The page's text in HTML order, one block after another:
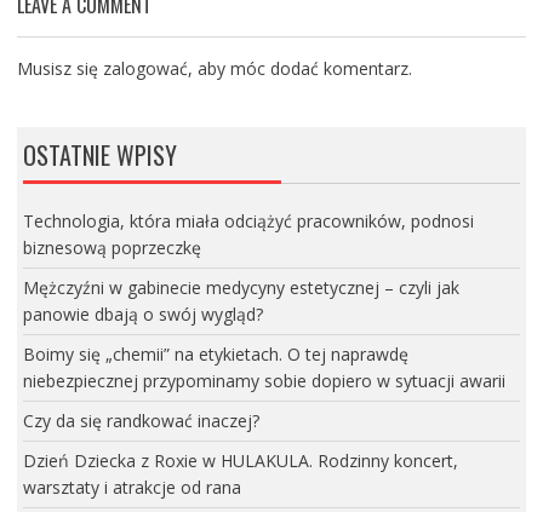
Musisz się zalogować, aby móc dodać komentarz.
OSTATNIE WPISY
Technologia, która miała odciążyć pracowników, podnosi
biznesową poprzeczkę
Mężczyźni w gabinecie medycyny estetycznej – czyli jak
panowie dbają o swój wygląd?
Boimy się „chemii” na etykietach. O tej naprawdę
niebezpiecznej przypominamy sobie dopiero w sytuacji awarii
Czy da się randkować inaczej?
Dzień Dziecka z Roxie w HULAKULA. Rodzinny koncert,
warsztaty i atrakcje od rana